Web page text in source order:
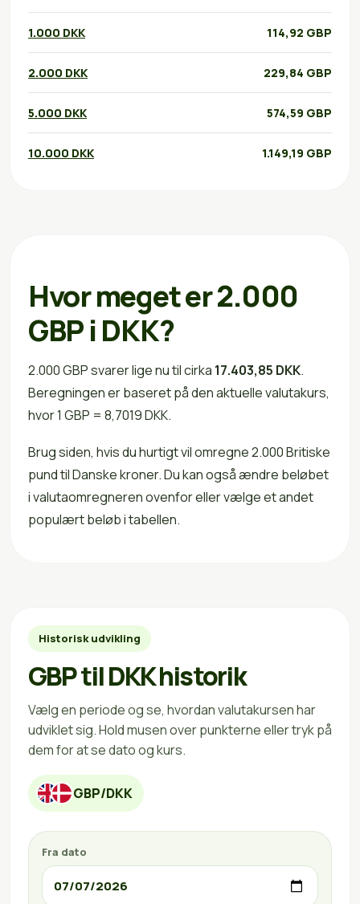
1.000 DKK 114,92 GBP
2.000 DKK 229,84 GBP
5.000 DKK 574,59 GBP
10.000 DKK 1.149,19 GBP
Hvor meget er 2.000
GBP i DKK?
2.000 GBP svarer lige nu til cirka 17.403,85 DKK.
Beregningen er baseret på den aktuelle valutakurs,
hvor 1 GBP = 8,7019 DKK.
Brug siden, hvis du hurtigt vil omregne 2.000 Britiske
pund til Danske kroner. Du kan også ændre beløbet
i valutaomregneren ovenfor eller vælge et andet
populært beløb i tabellen.
Historisk udvikling
GBP til DKK historik
Vælg en periode og se, hvordan valutakursen har
udviklet sig. Hold musen over punkterne eller tryk på
dem for at se dato og kurs.
GBP/DKK
Fra dato